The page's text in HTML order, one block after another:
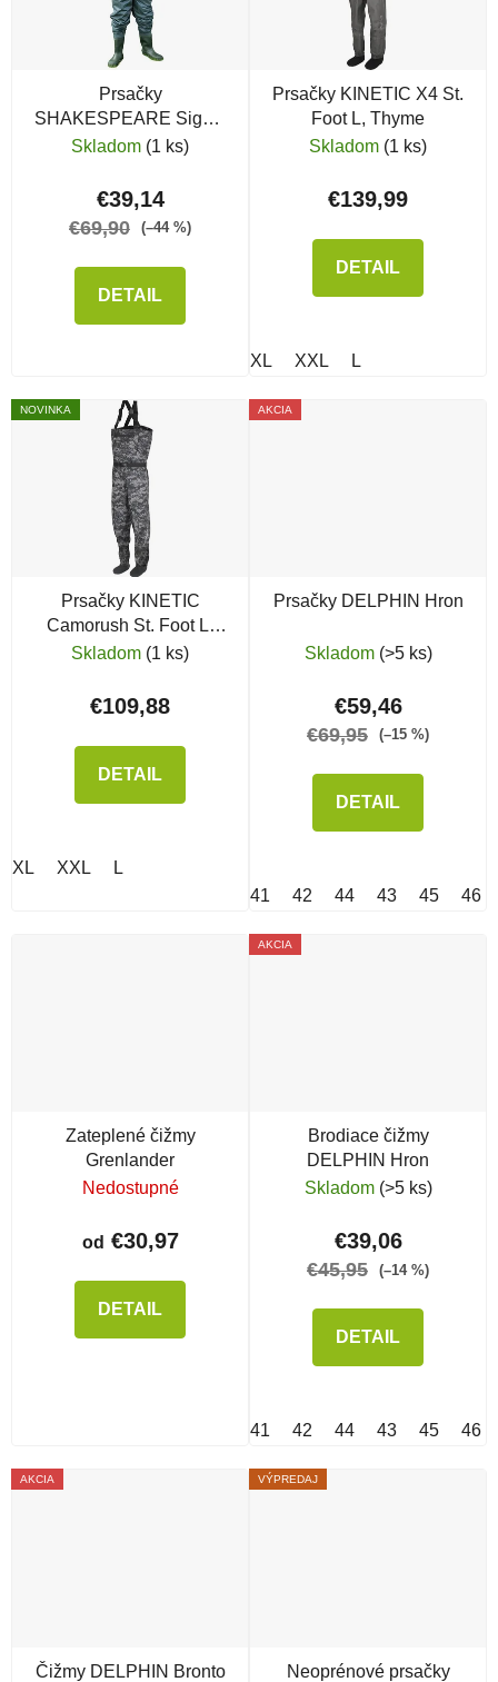
Prsačky
SHAKESPEARE Sigma
Nylon Chest Waders
Skladom (1 ks)
€39,14
€69,90 (–44 %)
DETAIL
Prsačky KINETIC X4 St.
Foot L, Thyme
Skladom (1 ks)
€139,99
DETAIL
XL XXL L
NOVINKA
Prsačky KINETIC
Camorush St. Foot L,
Grey Camo
Skladom (1 ks)
€109,88
DETAIL
XL XXL L
AKCIA
Prsačky DELPHIN Hron
Skladom (>5 ks)
€59,46
€69,95 (–15 %)
DETAIL
41 42 44 43 45 46
Zateplené čižmy
Grenlander
Nedostupné
od €30,97
DETAIL
AKCIA
Brodiace čižmy
DELPHIN Hron
Skladom (>5 ks)
€39,06
€45,95 (–14 %)
DETAIL
41 42 44 43 45 46
AKCIA
Čižmy DELPHIN Bronto
VÝPREDAJ
Neoprénové prsačky